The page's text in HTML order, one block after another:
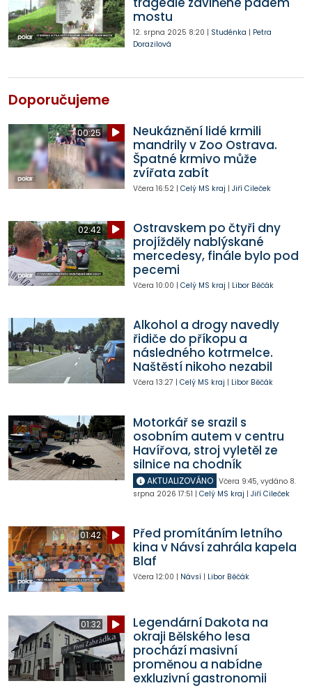
mostu
12. srpna 2025 8:20 | Studénka | Petra
Dorazilová
Doporučujeme
00:25
Neukáznění lidé krmili
mandrily v Zoo Ostrava.
Špatné krmivo může
zvířata zabít
Včera 16:52| Celý MS kraj | Jiří Cileček
02:42
Ostravskem po čtyři dny
projížděly nablýskané
mercedesy, finále bylo pod
pecemi
Včera 10:00 | Celý MS kraj | Libor Běčák
Alkohol a drogy navedly
řidiče do příkopu a
následného kotrmelce.
Naštěstí nikoho nezabil
Včera 13:27 | Celý MS kraj | Libor Běčák
Motorkář se srazil s
osobním autem v centru
Havířova, stroj vyletěl ze
silnice na chodník
AKTUALIZOVÁNO Včera 9:45, vydáno 8.
srpna 2026 17:51 | Celý MS kraj | Jiří Cileček
01:42
Před promítáním letního
kina v Návsí zahrála kapela
Blaf
Včera 12:00 | Návsí| Libor Běčák
01:32
Legendární Dakota na
okraji Bělského lesa
prochází masivní
proměnou a nabídne
exkluzivní gastronomii